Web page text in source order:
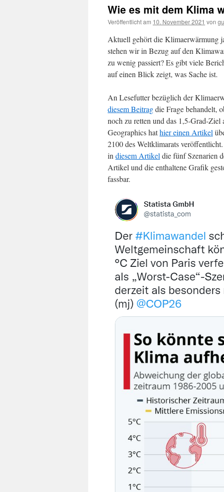
Wie es mit dem Klima
Veröffentlicht am 10. November 2021 von
Aktuell gehört die Klimaerwärmung
stehen wir in Bezug auf den
zu wenig passiert? Es gibt viele
auf einen Blick zeigt, was Sache ist.
An Lesefutter bezüglich der
diesem Beitragdie Frage behandelt,
noch zu retten und das 1,5-Grad-
Geographics hathier einen Artikel
2100 des Weltklimarats
in diesem Artikel die fünf Szenarien
Artikel und die enthaltene Grafik
fassbar.